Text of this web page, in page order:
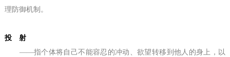
理防御机制。
投 射
——指个体将自己不能容忍的冲动、欲望转移到他人的身上，以